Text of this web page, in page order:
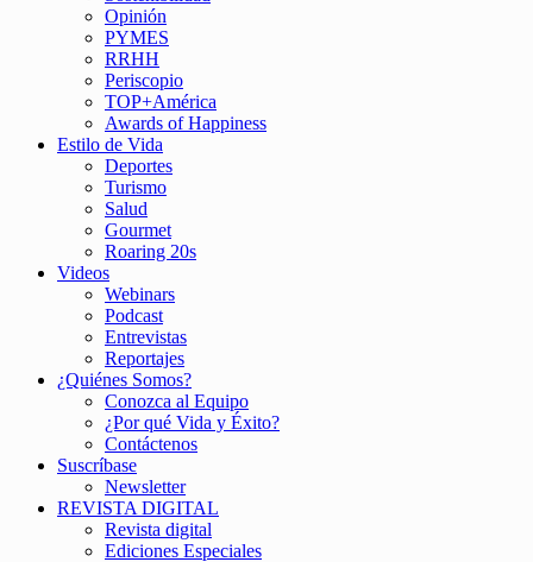
Opinión
PYMES
RRHH
Periscopio
TOP+América
Awards of Happiness
Estilo de Vida
Deportes
Turismo
Salud
Gourmet
Roaring 20s
Videos
Webinars
Podcast
Entrevistas
Reportajes
¿Quiénes Somos?
Conozca al Equipo
¿Por qué Vida y Éxito?
Contáctenos
Suscríbase
Newsletter
REVISTA DIGITAL
Revista digital
Ediciones Especiales